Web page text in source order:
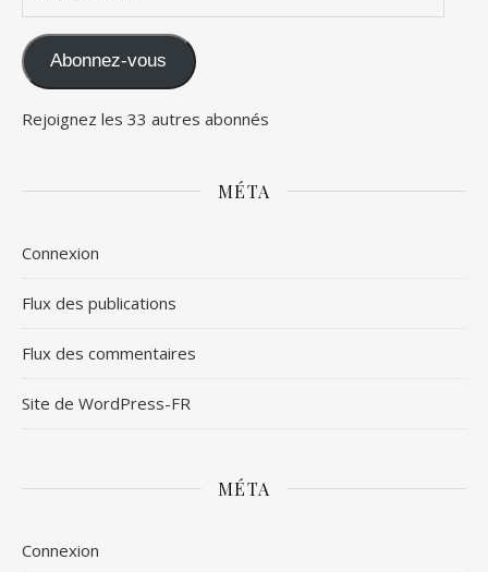
Abonnez-vous
Rejoignez les 33 autres abonnés
MÉTA
Connexion
Flux des publications
Flux des commentaires
Site de WordPress-FR
MÉTA
Connexion